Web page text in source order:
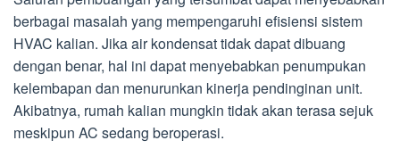
berbagai masalah yang mempengaruhi efisiensi sistem
HVAC kalian. Jika air kondensat tidak dapat dibuang
dengan benar, hal ini dapat menyebabkan penumpukan
kelembapan dan menurunkan kinerja pendinginan unit.
Akibatnya, rumah kalian mungkin tidak akan terasa sejuk
meskipun AC sedang beroperasi.